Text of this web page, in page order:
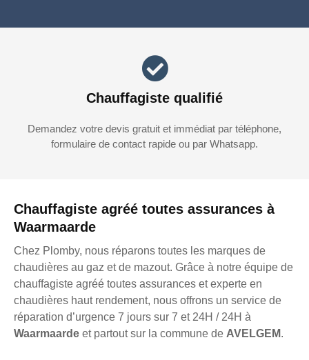
Chauffagiste agréé toutes assurances à
Waarmaarde
Chez Plomby, nous réparons toutes les marques de
chaudières au gaz et de mazout. Grâce à notre équipe de
chauffagiste agréé toutes assurances et experte en
chaudières haut rendement, nous offrons un service de
réparation d’urgence 7 jours sur 7 et 24H / 24H à
Waarmaarde et partout sur la commune de AVELGEM.
Chauffagiste qualifié
Demandez votre devis gratuit et immédiat par téléphone,
formulaire de contact rapide ou par Whatsapp.